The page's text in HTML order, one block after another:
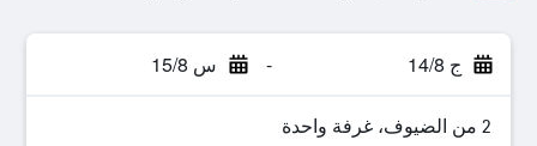
ج 14/8 - س 15/8
2 من الضيوف، غرفة واحدة